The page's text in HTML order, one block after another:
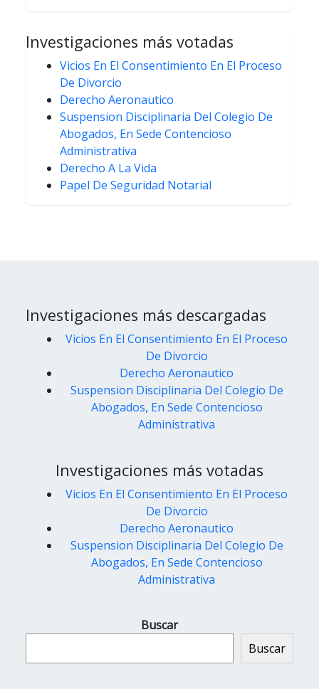
Investigaciones más votadas
Vicios En El Consentimiento En El Proceso
De Divorcio
Derecho Aeronautico
Suspension Disciplinaria Del Colegio De
Abogados, En Sede Contencioso
Administrativa
Derecho A La Vida
Papel De Seguridad Notarial
Investigaciones más descargadas
Vicios En El Consentimiento En El Proceso
De Divorcio
Derecho Aeronautico
Suspension Disciplinaria Del Colegio De
Abogados, En Sede Contencioso
Administrativa
Investigaciones más votadas
Vicios En El Consentimiento En El Proceso
De Divorcio
Derecho Aeronautico
Suspension Disciplinaria Del Colegio De
Abogados, En Sede Contencioso
Administrativa
Buscar
Buscar